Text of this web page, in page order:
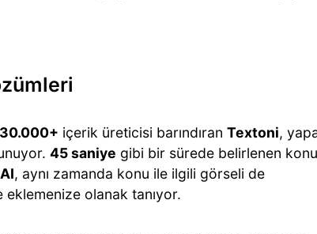
içerik üreticisi barındıran Textoni,
45 saniye gibi bir sürede belirlenen konu
, aynı zamanda konu ile ilgili görseli de
olanak tanıyor.